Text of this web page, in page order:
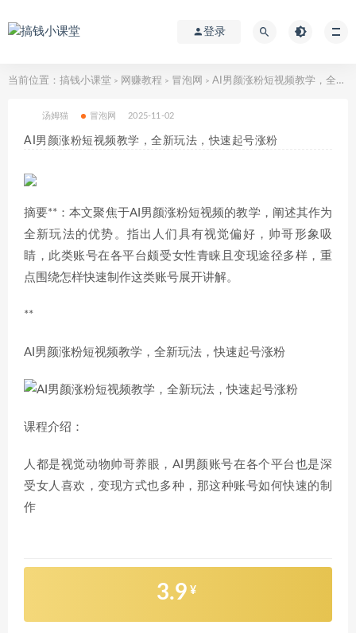
登录
当前位置： 搞钱小课堂 > 网赚教程 > 冒泡网 > AI男颜涨粉短视频教学，全新玩法，快速起号涨粉
汤姆猫 冒泡网 2025-11-02
AI男颜涨粉短视频教学，全新玩法，快速起号涨粉
摘要**：本文聚焦于AI男颜涨粉短视频的教学，阐述其作为
全新玩法的优势。指出人们具有视觉偏好，帅哥形象吸
睛，此类账号在各平台颇受女性青睐且变现途径多样，重
点围绕怎样快速制作这类账号展开讲解。
**
AI男颜涨粉短视频教学，全新玩法，快速起号涨粉
课程介绍：
人都是视觉动物帅哥养眼，AI男颜账号在各个平台也是深
受女人喜欢，变现方式也多种，那这种账号如何快速的制
作
3.9 ¥